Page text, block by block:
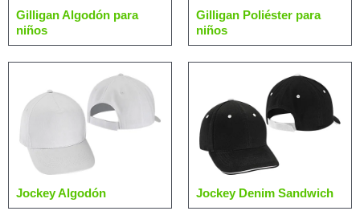
Gilligan Algodón para
niños
Gilligan Poliéster para
niños
Jockey Algodón Jockey Denim Sandwich